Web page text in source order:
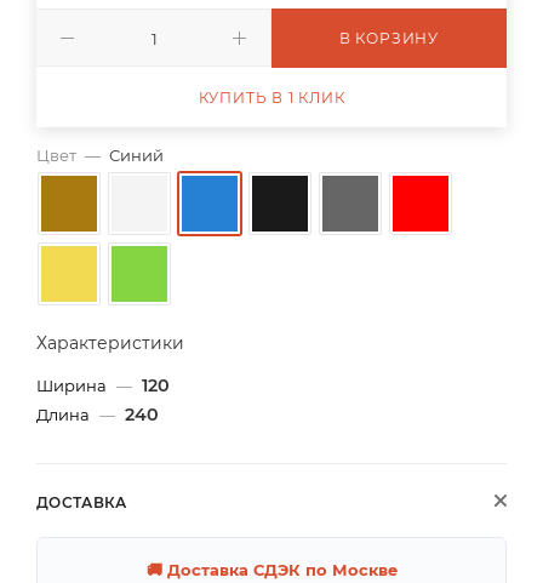
Цвет — Синий
Характеристики
Ширина — 120
Длина — 240
ДОСТАВКА
🚚 Доставка СДЭК по Москве
В КОРЗИНУ
КУПИТЬ В 1 КЛИК